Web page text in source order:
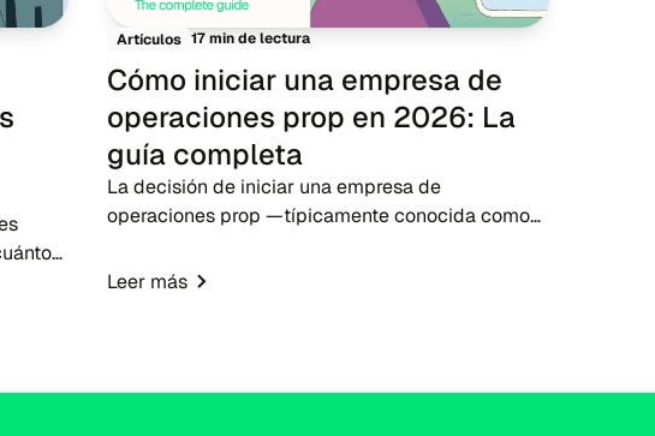
no
Artículos 17 min de lectura
Cómo iniciar una empresa de
operaciones prop en 2026: La
guía completa
La decisión de iniciar una empresa de
operaciones prop —típicamente conocida como
oportunidad oportuna para emprendedores de
Leer más